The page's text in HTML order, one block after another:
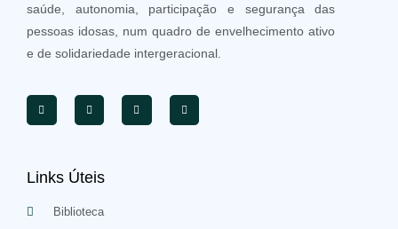
saúde, autonomia, participação e segurança das
pessoas idosas, num quadro de envelhecimento ativo
e de solidariedade intergeracional.
Links Úteis
Biblioteca